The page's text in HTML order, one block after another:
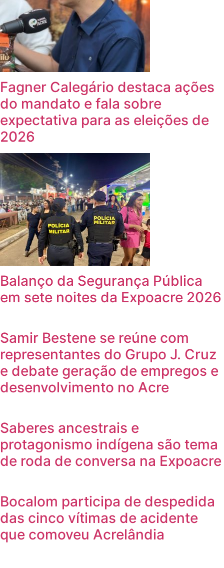
Fagner Calegário destaca ações
do mandato e fala sobre
expectativa para as eleições de
2026
Balanço da Segurança Pública
em sete noites da Expoacre 2026
Samir Bestene se reúne com
representantes do Grupo J. Cruz
e debate geração de empregos e
desenvolvimento no Acre
Saberes ancestrais e
protagonismo indígena são tema
de roda de conversa na Expoacre
Bocalom participa de despedida
das cinco vítimas de acidente
que comoveu Acrelândia